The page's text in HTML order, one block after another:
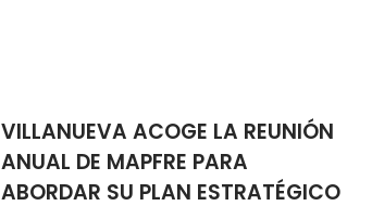
VILLANUEVA ACOGE LA REUNIÓN
ANUAL DE MAPFRE PARA
ABORDAR SU PLAN ESTRATÉGICO